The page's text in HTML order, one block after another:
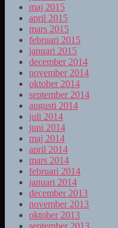
maj 2015
april 2015
mars 2015
februari 2015
januari 2015
december 2014
november 2014
oktober 2014
september 2014
augusti 2014
juli 2014
juni 2014
maj 2014
april 2014
mars 2014
februari 2014
januari 2014
december 2013
november 2013
oktober 2013
september 2013